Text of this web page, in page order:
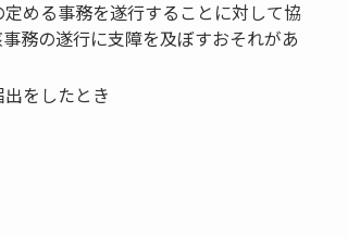
める事務を遂行することに対して協
務の遂行に支障を及ぼすおそれがあ
をしたとき